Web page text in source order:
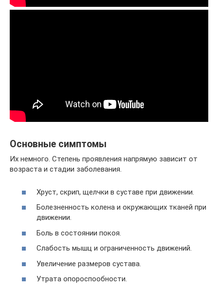
Основные симптомы
Их немного. Степень проявления напрямую зависит от
возраста и стадии заболевания.
Хруст, скрип, щелчки в суставе при движении.
Болезненность колена и окружающих тканей при
движении.
Боль в состоянии покоя.
Слабость мышц и ограниченность движений.
Увеличение размеров сустава.
Утрата опороспообности.